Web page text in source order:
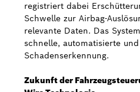
registriert dabei
Schwelle zur Airbag-
relevante Daten. Das
schnelle, automatisierte
Schadenserkennung.
Zukunft der